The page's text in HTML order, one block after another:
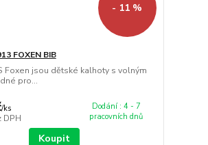
- 11 %
FOXEN BIB
Foxen jsou dětské kalhoty s volným
pro...
/ks
DPH
Dodání : 4 - 7
pracovních dnů
Koupit